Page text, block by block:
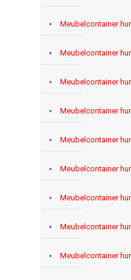
Meubelcontainer
Meubelcontainer
Meubelcontainer
Meubelcontainer
Meubelcontainer
Meubelcontainer
Meubelcontainer
Meubelcontainer
Meubelcontainer